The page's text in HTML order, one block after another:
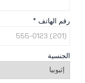
رقم الهاتف *
الجنسية